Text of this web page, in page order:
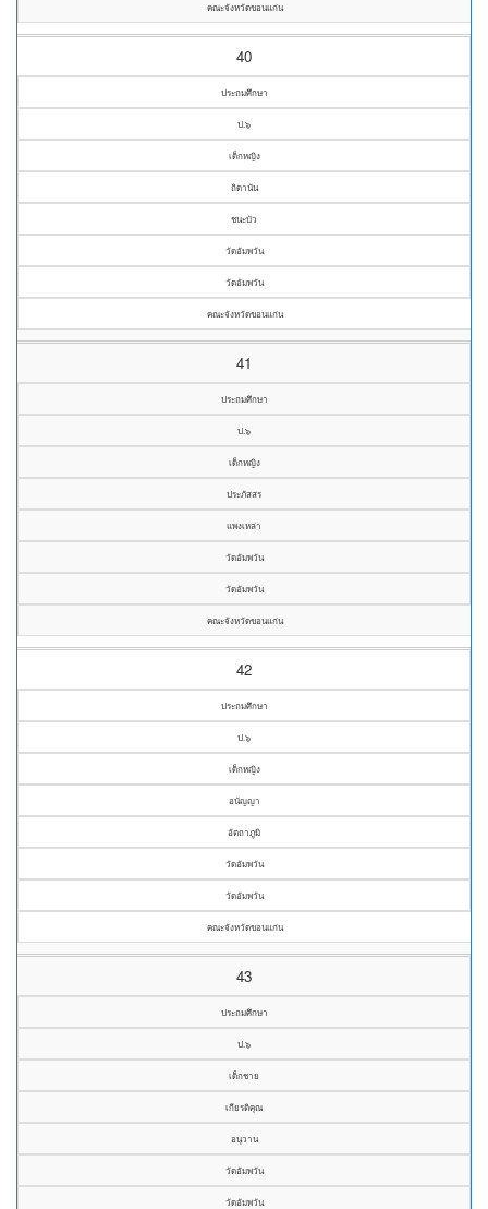
คณะจังหวัดขอนแก่น
40
ประถมศึกษา
ป.๖
เด็กหญิง
ถิดานัน
ชนะบัว
วัดอัมพวัน
วัดอัมพวัน
คณะจังหวัดขอนแก่น
41
ประถมศึกษา
ป.๖
เด็กหญิง
ประภัสสร
แพงเหล่า
วัดอัมพวัน
วัดอัมพวัน
คณะจังหวัดขอนแก่น
42
ประถมศึกษา
ป.๖
เด็กหญิง
อนัญญา
อัตถาภูมิ
วัดอัมพวัน
วัดอัมพวัน
คณะจังหวัดขอนแก่น
43
ประถมศึกษา
ป.๖
เด็กชาย
เกียรติคุณ
อนุวาน
วัดอัมพวัน
วัดอัมพวัน